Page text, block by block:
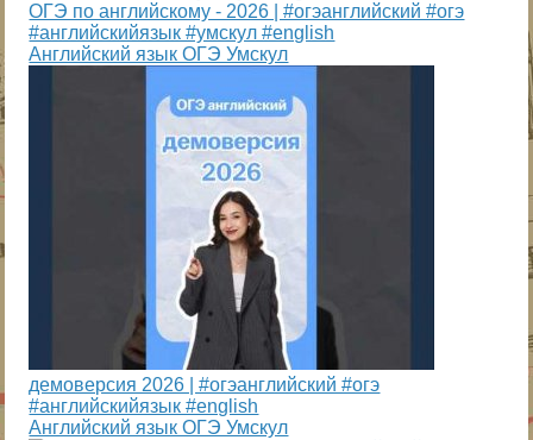
ОГЭ по английскому - 2026 | #огэанглийский #огэ
#английскийязык #умскул #english
Английский язык ОГЭ Умскул
демоверсия 2026 | #огэанглийский #огэ
#английскийязык #english
Английский язык ОГЭ Умскул